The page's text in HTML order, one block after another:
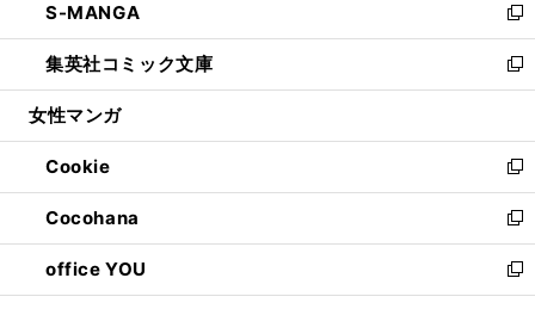
く
で
開
く
ド
ウ
で
開
ィ
ン
ド
ウ
開
く
い
ウ
ィ
ン
ウ
で
開
く
S-MANGA
新
し
い
ウ
ン
ド
ウ
で
開
く
集英社コミック文庫
新
し
ウ
ィ
ン
ド
ウ
で
開
女性マンガ
Cookie
新
し
い
ウ
ィ
ン
Cocohana
新
し
い
ウ
office YOU
新
し